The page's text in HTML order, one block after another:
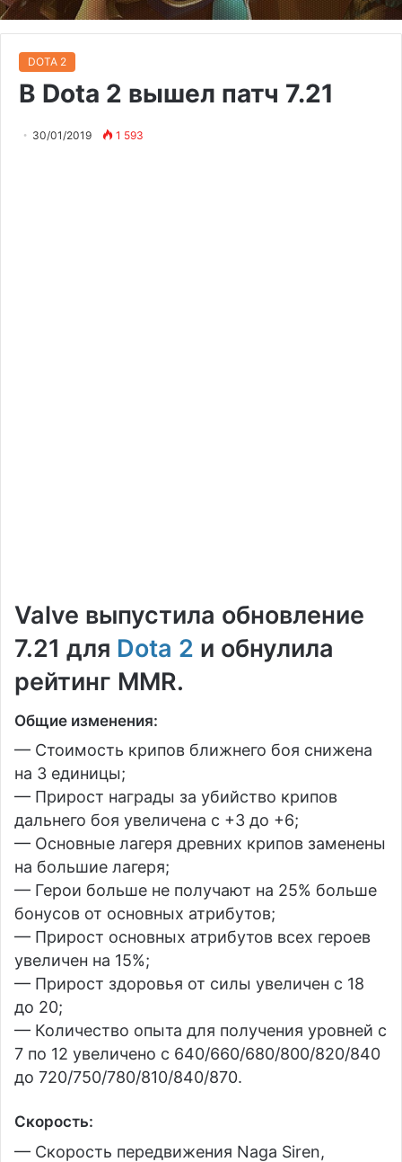
DOTA 2
В Dota 2 вышел патч 7.21
30/01/2019 1 593
Valve выпустила обновление
7.21 для Dota 2 и обнулила
рейтинг MMR.
Общие изменения:
— Стоимость крипов ближнего боя снижена
на 3 единицы;
— Прирост награды за убийство крипов
дальнего боя увеличена с +3 до +6;
— Основные лагеря древних крипов заменены
на большие лагеря;
— Герои больше не получают на 25% больше
бонусов от основных атрибутов;
— Прирост основных атрибутов всех героев
увеличен на 15%;
— Прирост здоровья от силы увеличен с 18
до 20;
— Количество опыта для получения уровней с
7 по 12 увеличено с 640/660/680/800/820/840
до 720/750/780/810/840/870.
Скорость:
— Cкорость передвижения Naga Siren,